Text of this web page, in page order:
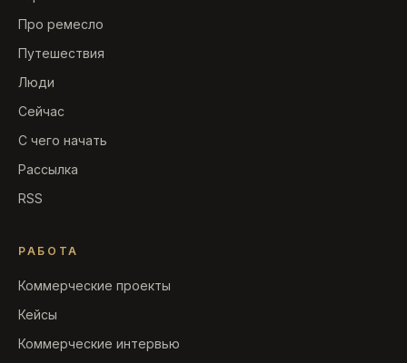
Про ремесло
Путешествия
Люди
Сейчас
С чего начать
Рассылка
RSS
РАБОТА
Коммерческие проекты
Кейсы
Коммерческие интервью